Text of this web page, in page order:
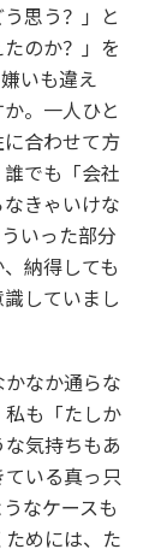
思う？」と
のか？」を
いも違え
。一人ひと
合わせて方
でも「会社
きゃいけな
いった部分
納得しても
していまし
なか通らな
も「たしか
気持ちもあ
いる真っ只
なケースも
めには、た